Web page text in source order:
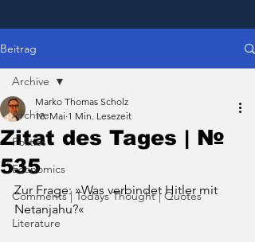
Beitrag
Archive
Politics
Economics
Comments | Todays Thought | Quotes
Literature
Archive
Zitat des Tages | №
535
Marko Thomas Scholz
18. Mai 1 Min. Lesezeit
Zur Frage: »Was verbindet Hitler mit
Netanjahu?«